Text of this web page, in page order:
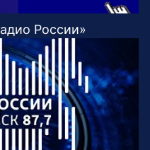
России»